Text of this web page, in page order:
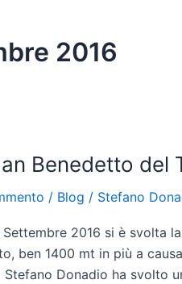
2016
Benedetto del
/ Blog / Stefano
2016 si è svolta la
ben 1400 mt in più a
Donadio ha svolto